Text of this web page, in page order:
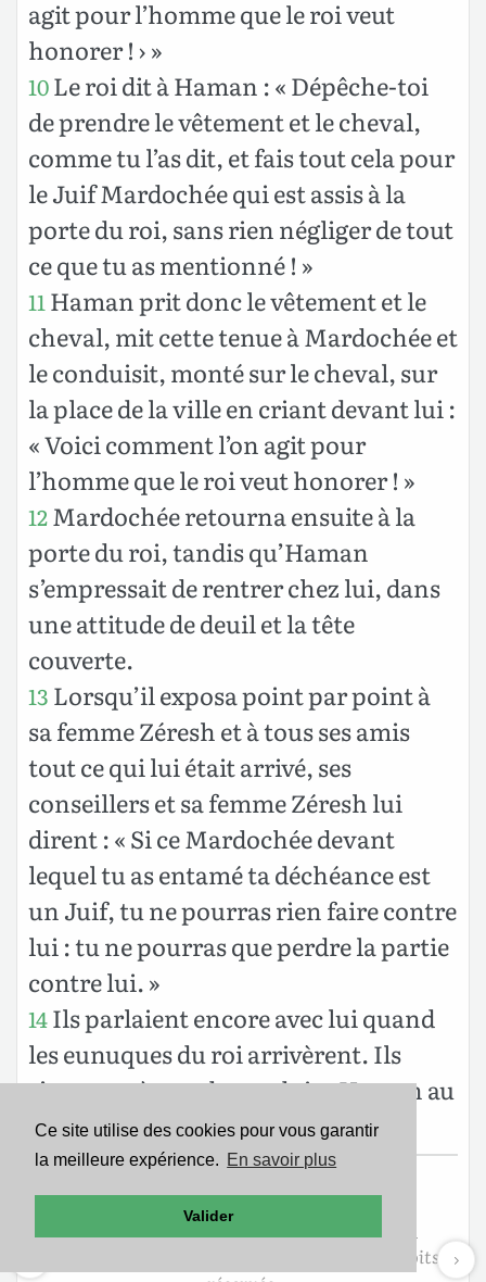
Ce site utilise des cookies pour vous garantir
la meilleure expérience. En savoir plus
Valider
agit pour l’homme que le roi veut
honorer ! › »
10Le roi dit à Haman : « Dépêche-toi
de prendre le vêtement et le cheval,
comme tu l’as dit, et fais tout cela pour
le Juif Mardochée qui est assis à la
porte du roi, sans rien négliger de tout
ce que tu as mentionné ! »
11 Haman prit donc le vêtement et le
cheval, mit cette tenue à Mardochée et
le conduisit, monté sur le cheval, sur
la place de la ville en criant devant lui :
« Voici comment l’on agit pour
l’homme que le roi veut honorer ! »
12Mardochée retourna ensuite à la
porte du roi, tandis qu’Haman
s’empressait de rentrer chez lui, dans
une attitude de deuil et la tête
couverte.
13 Lorsqu’il exposa point par point à
sa femme Zéresh et à tous ses amis
tout ce qui lui était arrivé, ses
conseillers et sa femme Zéresh lui
dirent : « Si ce Mardochée devant
lequel tu as entamé ta déchéance est
un Juif, tu ne pourras rien faire contre
lui : tu ne pourras que perdre la partie
contre lui. »
14Ils parlaient encore avec lui quand
les eunuques du roi arrivèrent. Ils
s’empressèrent de conduire Haman au
banquet qu’Esther avait préparé.
Texte de la Bible Version Segond 21
Copyright ©2007Société Biblique de Genève
Reproduit avec aimable autorisation. Tous droits